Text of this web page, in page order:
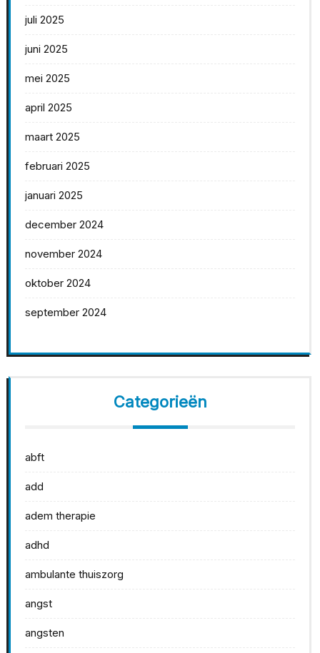
juli 2025
juni 2025
mei 2025
april 2025
maart 2025
februari 2025
januari 2025
december 2024
november 2024
oktober 2024
september 2024
Categorieën
abft
add
adem therapie
adhd
ambulante thuiszorg
angst
angsten